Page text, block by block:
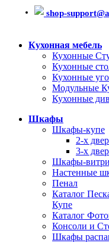
shop-
Кухонная мебель
Кухонные
Кухонные
Кухонные
Модульные
Кухонные
Шкафы
Шкафы-купе
2-х
3-х
Шкафы-
Настенные
Пенал
Каталог
Купе
Каталог
Консоли и
Шкафы